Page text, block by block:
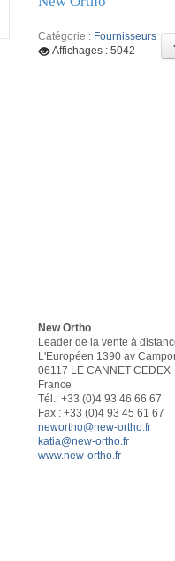
Catégorie : Fournisseurs
Affichages : 5042
New Ortho
Leader de la vente à
L'Européen 1390 av
06117 LE CANNET CEDEX
France
Tél.: +33 (0)4 93 46 66 67
Fax : +33 (0)4 93 45 61 67
newortho@new-ortho.fr
katia@new-ortho.fr
www.new-ortho.fr